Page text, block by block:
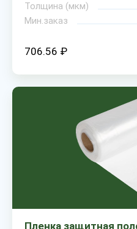
Толщина (мкм)
Мин.заказ
706.56 ₽
Пленка защитная